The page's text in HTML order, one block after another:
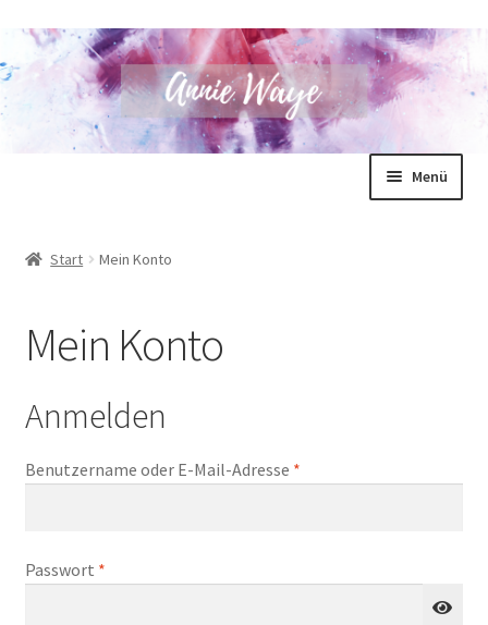
Menü
Shop
Blog
Für Autoren
öffnen
Termine
Start Mein Konto
Mein Konto
Anmelden
Benutzername oder E-Mail-Adresse *Erforderlich
Passwort *Erforderlich